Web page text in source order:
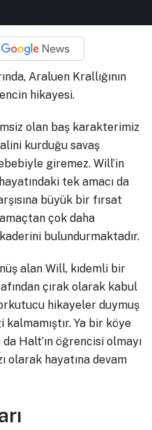
Araluen Krallığının
hikayesi.
olan baş karakterimiz
kurduğu savaş
giremez. Will’in
tek amacı da
büyük bir fırsat
çok daha
kaderini bulundurmaktadır.
alan Will, kıdemli bir
çırak olarak kabul
hikayeler duymuş
kalmamıştır. Ya bir köye
Halt’ın öğrencisi olmayı
olarak hayatına devam